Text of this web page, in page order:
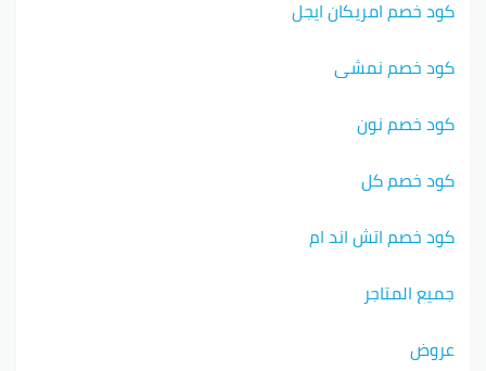
كود خصم امريكان ايجل
كود خصم نمشي
كود خصم نون
كود خصم كل
كود خصم اتش اند ام
جميع المتاجر
عروض